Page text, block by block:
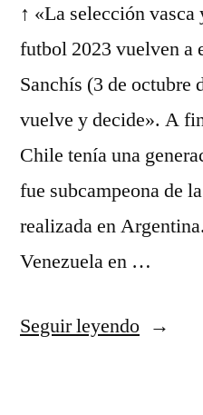
↑ «La selección
futbol 2023 vuelven a
Sanchís (3 de
vuelve y decide». A
Chile tenía una
fue subcampeona de
realizada en
Venezuela en …
Seguir leyendo«trajes